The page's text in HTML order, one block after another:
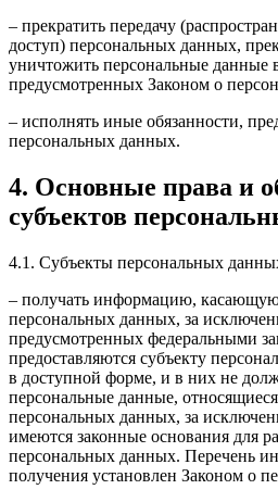
– прекратить передачу
доступ) персональных данных,
уничтожить персональные данные
предусмотренных Законом о
– исполнять иные обязанности,
персональных данных.
4. Основные права и
субъектов
4.1. Субъекты персональных
– получать информацию,
персональных данных, за
предусмотренных федеральными
предоставляются субъекту
в доступной форме, и в них не
персональные данные,
персональных данных, за
имеются законные основания для
персональных данных. Перечень
получения установлен Законом о